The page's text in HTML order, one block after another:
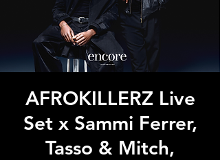
AFROKILLERZ Live
Set x Sammi Ferrer,
Tasso & Mitch,